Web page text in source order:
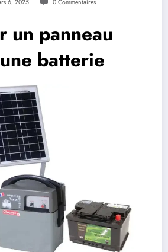
6, 2025 0 Commentaires
un panneau
batterie